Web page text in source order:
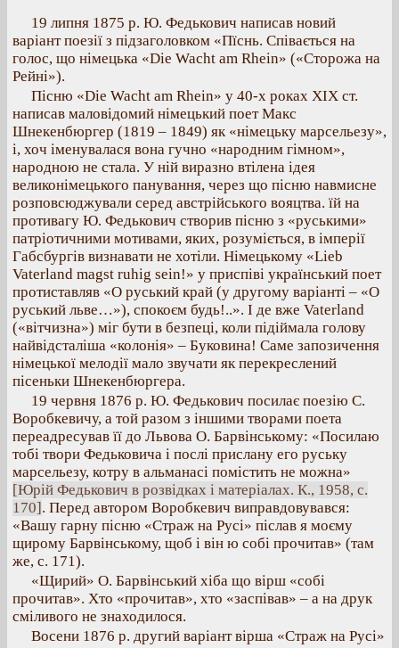
19 липня 1875 р. Ю. Федькович написав новий
варіант поезії з підзаголовком «Пїснь. Співається на
голос, що німецька «Die Wacht am Rhein» («Сторожа на
Рейні»).
Пісню «Die Wacht am Rhein» у 40-х роках XIX ст.
написав маловідомий німецький поет Макс
Шнекенбюргер (1819 – 1849) як «німецьку марсельезу»,
і, хоч іменувалася вона гучно «народним гімном»,
народною не стала. У ній виразно втілена ідея
великонімецького панування, через що пісню навмисне
розповсюджували серед австрійського вояцтва. їй на
противагу Ю. Федькович створив пісню з «руськими»
патріотичними мотивами, яких, розуміється, в імперії
Габсбургів визнавати не хотіли. Німецькому «Lieb
Vaterland magst ruhig sein!» у приспіві український поет
протиставляв «О руський край (у другому варіанті – «О
руський льве…»), спокоєм будь!..». І де вже Vaterland
(«вітчизна») міг бути в безпеці, коли підіймала голову
найвідсталіша «колонія» – Буковина! Саме запозичення
німецької мелодії мало звучати як перекреслений
пісеньки Шнекенбюргера.
19 червня 1876 р. Ю. Федькович посилає поезію С.
Воробкевичу, а той разом з іншими творами поета
переадресував її до Львова О. Барвінському: «Посилаю
тобі твори Федьковича і послі прислану его руську
марсельезу, котру в альманасі помістить не можна»
[Юрій Федькович в розвідках і матеріалах. К., 1958, с.
170]. Перед автором Воробкевич виправдовувався:
«Вашу гарну пісню «Страж на Русі» післав я моєму
щирому Барвінському, щоб і він ю собі прочитав» (там
же, с. 171).
«Щирий» О. Барвінський хіба що вірш «собі
прочитав». Хто «прочитав», хто «заспівав» – а на друк
сміливого не знаходилося.
Восени 1876 р. другий варіант вірша «Страж на Русі»